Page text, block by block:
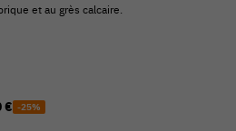
et au grès calcaire.
€ -25%